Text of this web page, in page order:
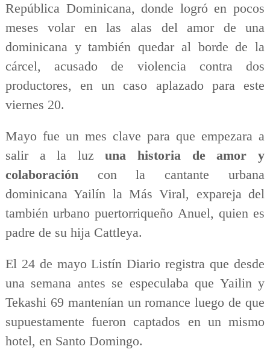
República Dominicana, donde logró en pocos
meses volar en las alas del amor de una
dominicana y también quedar al borde de la
cárcel, acusado de violencia contra dos
productores, en un caso aplazado para este
viernes 20.
Mayo fue un mes clave para que empezara a
salir a la luz una historia de amor y
colaboracióncon la cantante urbana
dominicana Yailín la Más Viral, expareja del
también urbano puertorriqueño Anuel, quien es
padre de su hija Cattleya.
El 24 de mayo Listín Diario registra que desde
una semana antes se especulaba que Yailin y
Tekashi 69 mantenían un romance luego de que
supuestamente fueron captados en un mismo
hotel, en Santo Domingo.